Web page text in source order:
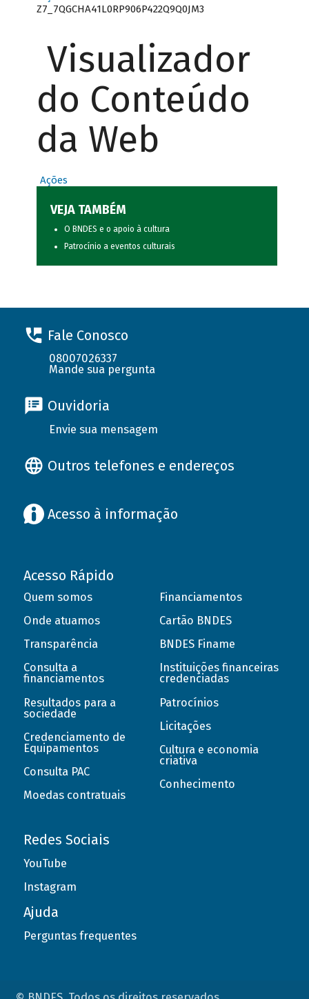
Z7_7QGCHA41L0RP906P422Q9Q0JM3
Visualizador
do Conteúdo
da Web
Ações
VEJA TAMBÉM
O BNDES e o apoio à cultura
Patrocínio a eventos culturais
Fale Conosco
08007026337
Mande sua pergunta
Ouvidoria
Envie sua mensagem
Outros telefones e endereços
Acesso à informação
Acesso Rápido
Quem somos
Onde atuamos
Transparência
Consulta a
financiamentos
Resultados para a
sociedade
Credenciamento de
Equipamentos
Consulta PAC
Moedas contratuais
Financiamentos
Cartão BNDES
BNDES Finame
Instituições financeiras
credenciadas
Patrocínios
Licitações
Cultura e economia
criativa
Conhecimento
Redes Sociais
YouTube
Instagram
Ajuda
Perguntas frequentes